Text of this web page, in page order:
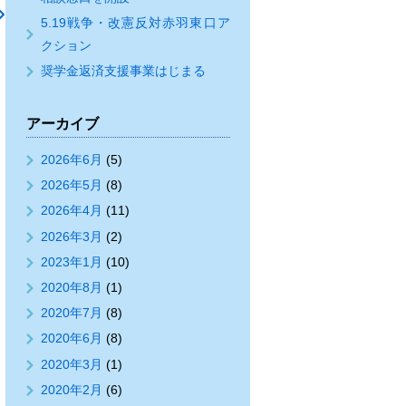
5.19戦争・改憲反対赤羽東口ア
クション
奨学金返済支援事業はじまる
アーカイブ
2026年6月 (5)
2026年5月 (8)
2026年4月 (11)
2026年3月 (2)
2023年1月 (10)
2020年8月 (1)
2020年7月 (8)
2020年6月 (8)
2020年3月 (1)
2020年2月 (6)